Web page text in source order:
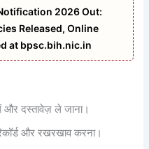
2026 Out:
Released, Online
at bpsc.bih.nic.in
और दस्तावेज़ ले जाना।
और रखरखाव करना।